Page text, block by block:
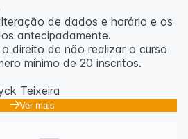
de dados e horário e os
​​antecipadamente.
direito de não realizar o curso
mínimo de 20 inscritos.
Teixeira
Ver mais